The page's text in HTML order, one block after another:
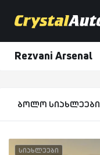
Rezvani Arsenal
ბოლო სიახლეები
სიახლეები